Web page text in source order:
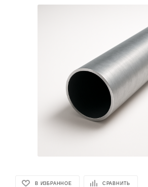
В ИЗБРАННОЕ СРАВНИТЬ